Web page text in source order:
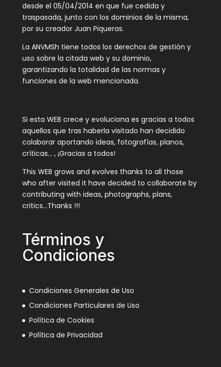
desde el 05/04/2014 en que fue cedida y
traspasada, junto con los dominios de la misma,
por su creador Juan Piqueras.
La ANVMSh tiene todos los derechos de gestión y
uso sobre la citada web y su dominio,
garantizando la totalidad de las normas y
funciones de la web mencionada.
Si esta WEB crece y evoluciona es gracias a todos
aquellos que tras haberla visitado han decidido
colaborar aportando ideas, fotografías, planos,
críticas… , ¡Gracias a todos!
This WEB grows and evolves thanks to all those
who after visited it have decided to collaborate by
contributing with ideas, photographs, plans,
critics…Thanks !!!
Términos y
Condiciones
Condiciones Generales de Uso
Condiciones Particulares de Uso
Política de Cookies
Política de Privacidad